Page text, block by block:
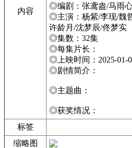
内容
◎编剧：张鸢盎/马雨
◎主演：杨紫/李现/魏
许龄月/沈梦辰/佟梦实
◎集数：32集
◎每集片长：
◎上映时间：2025-01-
◎剧情简介：
◎主题曲：
◎获奖情况：
标签
缩略图